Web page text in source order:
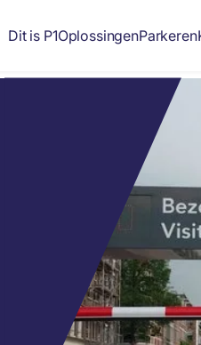
Dit is P1OplossingenParkeren